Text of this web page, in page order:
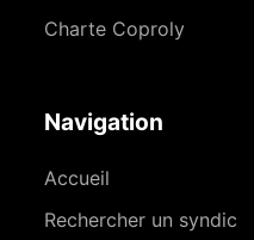
Charte Coproly
Navigation
Accueil
Rechercher un syndic